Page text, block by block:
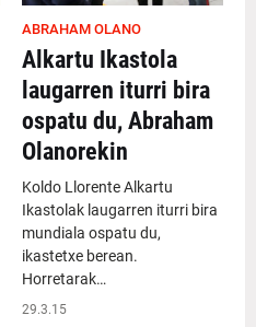
ABRAHAM OLANO
Alkartu Ikastola
laugarren iturri bira
ospatu du, Abraham
Olanorekin
Koldo Llorente Alkartu
Ikastolak laugarren iturri bira
mundiala ospatu du,
ikastetxe berean.
Horretarak…
29.3.15